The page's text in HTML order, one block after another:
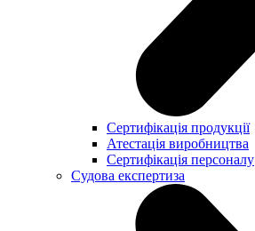
Сертифікація продукції
Атестація виробництва
Сертифікація персоналу
Судова експертиза